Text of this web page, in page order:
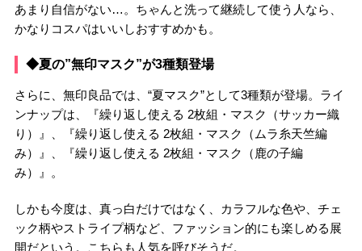
あまり自信がない…。ちゃんと洗って継続して使う人なら、
かなりコスパはいいしおすすめかも。
◆夏の”無印マスク”が3種類登場
さらに、無印良品では、“夏マスク”として3種類が登場。ライ
ンナップは、『繰り返し使える 2枚組・マスク（サッカー織
り）』、『繰り返し使える 2枚組・マスク（ムラ糸天竺編
み）』、『繰り返し使える 2枚組・マスク（鹿の子編
み）』。
しかも今度は、真っ白だけではなく、カラフルな色や、チェ
ック柄やストライプ柄など、ファッション的にも楽しめる展
開だという。こちらも人気を呼びそうだ。